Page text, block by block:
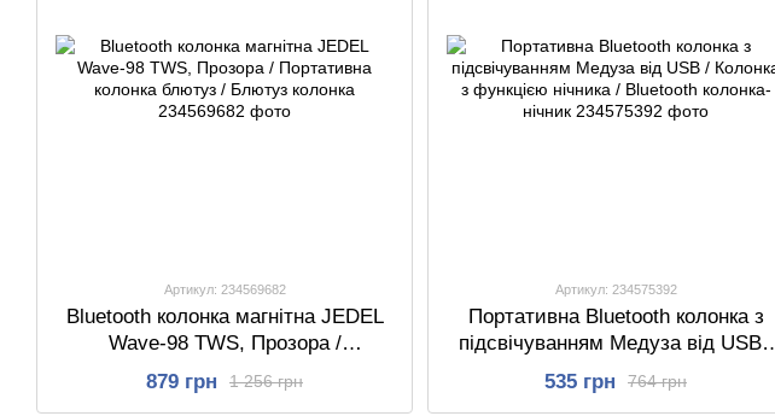
Артикул: 234569682
Bluetooth колонка магнітна JEDEL
Wave-98 TWS, Прозора /
Портативна колонка блютуз /
Блютуз колонка
1 256 грн
879 грн
Артикул: 234575392
Портативна Bluetooth колонка з
підсвічуванням Медуза від USB /
Колонка з функцією нічника /
Bluetooth колонка-нічник
764 грн
535 грн